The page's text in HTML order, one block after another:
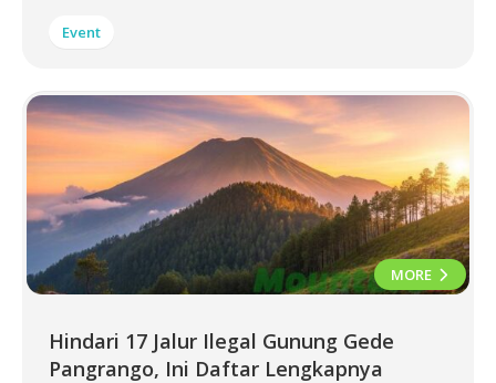
Event
MORE
Hindari 17 Jalur Ilegal Gunung Gede
Pangrango, Ini Daftar Lengkapnya